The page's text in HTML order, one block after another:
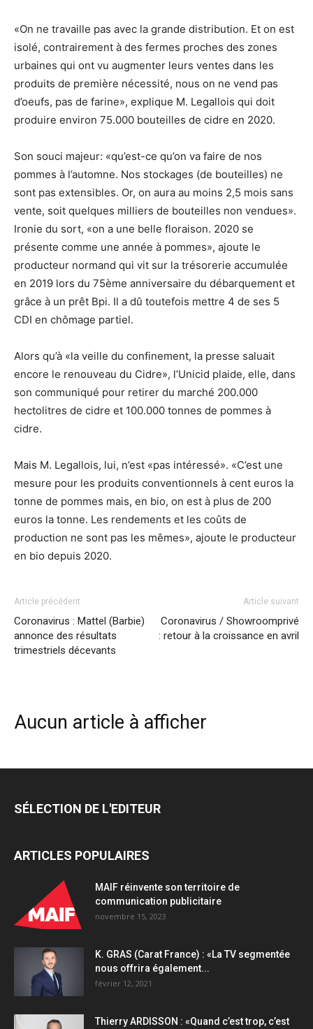
«On ne travaille pas avec la grande distribution. Et on est
isolé, contrairement à des fermes proches des zones
urbaines qui ont vu augmenter leurs ventes dans les
produits de première nécessité, nous on ne vend pas
d’oeufs, pas de farine», explique M. Legallois qui doit
produire environ 75.000 bouteilles de cidre en 2020.
Son souci majeur: «qu’est-ce qu’on va faire de nos
pommes à l’automne. Nos stockages (de bouteilles) ne
sont pas extensibles. Or, on aura au moins 2,5 mois sans
vente, soit quelques milliers de bouteilles non vendues».
Ironie du sort, «on a une belle floraison. 2020 se
présente comme une année à pommes», ajoute le
producteur normand qui vit sur la trésorerie accumulée
en 2019 lors du 75ème anniversaire du débarquement et
grâce à un prêt Bpi. Il a dû toutefois mettre 4 de ses 5
CDI en chômage partiel.
Alors qu’à «la veille du confinement, la presse saluait
encore le renouveau du Cidre», l’Unicid plaide, elle, dans
son communiqué pour retirer du marché 200.000
hectolitres de cidre et 100.000 tonnes de pommes à
cidre.
Mais M. Legallois, lui, n’est «pas intéressé». «C’est une
mesure pour les produits conventionnels à cent euros la
tonne de pommes mais, en bio, on est à plus de 200
euros la tonne. Les rendements et les coûts de
production ne sont pas les mêmes», ajoute le producteur
en bio depuis 2020.
Article précédent
Coronavirus : Mattel (Barbie)
annonce des résultats
trimestriels décevants
Article suivant
Coronavirus / Showroomprivé
: retour à la croissance en avril
Aucun article à afficher
SÉLECTION DE L'EDITEUR
ARTICLES POPULAIRES
MAIF réinvente son territoire de
communication publicitaire
novembre 15, 2023
K. GRAS (Carat France) : «La TV segmentée
nous offrira également...
février 12, 2021
Thierry ARDISSON : «Quand c’est trop, c’est